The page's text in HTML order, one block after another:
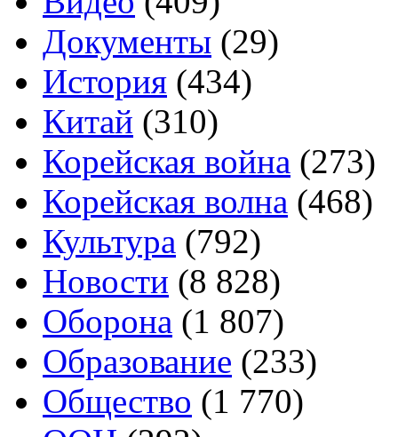
Документы (29)
История (434)
Китай (310)
Корейская война (273)
Корейская волна (468)
Культура (792)
Новости (8 828)
Оборона (1 807)
Образование (233)
Общество (1 770)